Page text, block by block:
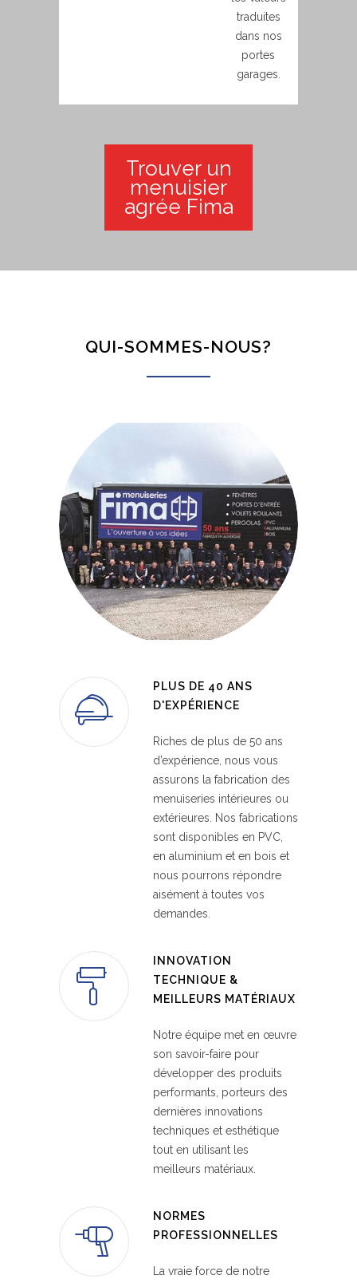
traduites
dans nos
portes
garages.
Trouver un
menuisier
agrée Fima
QUI-SOMMES-NOUS?
PLUS DE 40 ANS
D'EXPÉRIENCE
Riches de plus de 50 ans
d’expérience, nous vous
assurons la fabrication des
menuiseries intérieures ou
extérieures. Nos fabrications
sont disponibles en PVC,
en aluminium et en bois et
nous pourrons répondre
aisément à toutes vos
demandes.
INNOVATION
TECHNIQUE &
MEILLEURS MATÉRIAUX
Notre équipe met en œuvre
son savoir-faire pour
développer des produits
performants, porteurs des
dernières innovations
techniques et esthétique
tout en utilisant les
meilleurs matériaux.
NORMES
PROFESSIONNELLES
La vraie force de notre